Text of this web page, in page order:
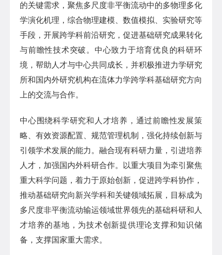
的关键需求，聚焦多尺度非平衡流动中的多物理多化
学演化机理，综合物理建模、数值模拟、实验研究等
手段，开展跨学科前沿研究，促进基础研究成果转化
与前瞻性技术突破。中心致力于培育优良的科研环
境，帮助人才与中心共同成长，并积极推进力学研究
所和国内外研究机构在流体力学跨学科基础研究方向
上的交流与合作。
中心围绕科学研究和人才培养，通过前瞻性发展策
略、有效资源配置、规范管理机制，强化持续创新与
引领学术发展的能力。融合现有科研力量，引进培养
人才，加强国内外科研合作。以重大项目为牵引聚焦
重大科学问题，着力于原始创新，促进跨学科协作，
推动基础研究向新兴学科和关键领域拓展，目标成为
多尺度非平衡流动输运领域世界领先的基础科研和人
才培养的基地，为技术创新提供理论支撑和知识储
备，支撑国家重大需求。